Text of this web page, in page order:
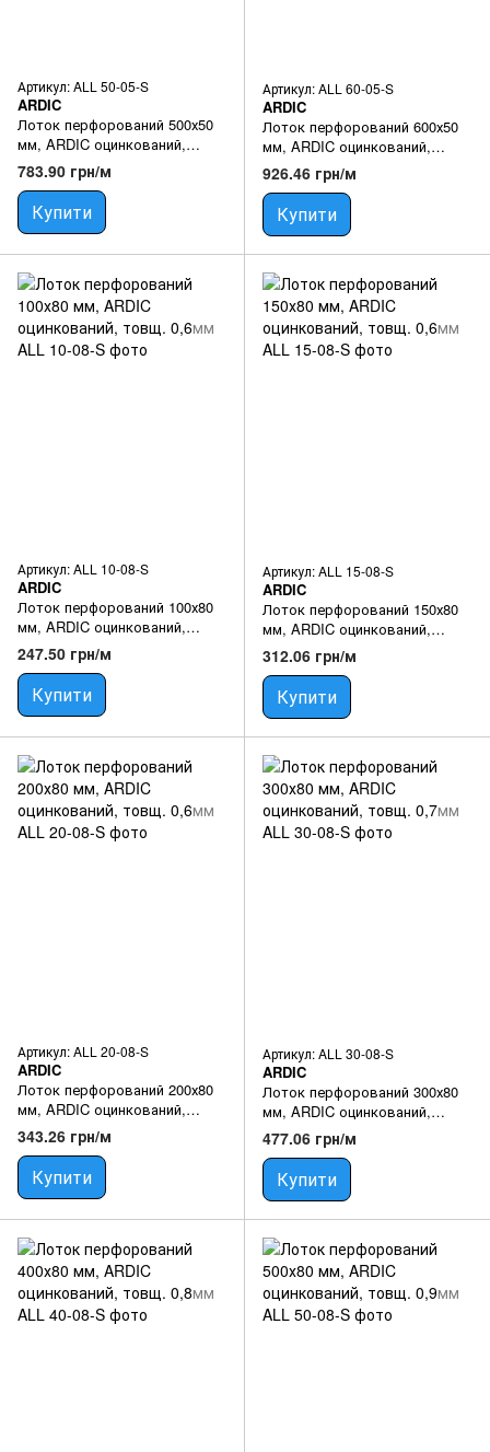
Артикул: ALL 50-05-S
ARDIC
Лоток перфорований 500х50
мм, ARDIC оцинкований,
товщ. 0,9мм
783.90 грн/м
Купити
Артикул: ALL 60-05-S
ARDIC
Лоток перфорований 600х50
мм, ARDIC оцинкований,
товщ. 1,0мм
926.46 грн/м
Купити
Артикул: ALL 10-08-S
ARDIC
Лоток перфорований 100х80
мм, ARDIC оцинкований,
товщ. 0,6мм
247.50 грн/м
Купити
Артикул: ALL 15-08-S
ARDIC
Лоток перфорований 150х80
мм, ARDIC оцинкований,
товщ. 0,6мм
312.06 грн/м
Купити
Артикул: ALL 20-08-S
ARDIC
Лоток перфорований 200х80
мм, ARDIC оцинкований,
товщ. 0,6мм
343.26 грн/м
Купити
Артикул: ALL 30-08-S
ARDIC
Лоток перфорований 300х80
мм, ARDIC оцинкований,
товщ. 0,7мм
477.06 грн/м
Купити